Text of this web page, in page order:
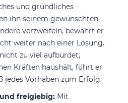
und gründliches
ihn seinem gewünschten
verzweifeln, bewahrt er
weiter nach einer Lösung.
zu viel aufbürdet,
Kräften haushält, führt er
jedes Vorhaben zum Erfolg.
freigiebig: Mit